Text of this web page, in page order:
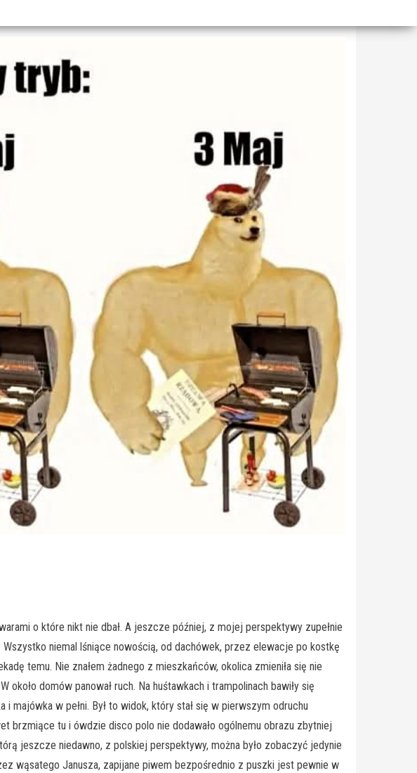
o które nikt nie dbał. A jeszcze później, z mojej perspektywy zupełnie
niemal lśniące nowością, od dachówek, przez elewacje po kostkę
temu. Nie znałem żadnego z mieszkańców, okolica zmieniła się nie
domów panował ruch. Na huśtawkach i trampolinach bawiły się
majówka w pełni. Był to widok, który stał się w pierwszym odruchu
brzmiące tu i ówdzie disco polo nie dodawało ogólnemu obrazu zbytniej
jeszcze niedawno, z polskiej perspektywy, można było zobaczyć jedynie
wąsatego Janusza, zapijane piwem bezpośrednio z puszki jest pewnie w